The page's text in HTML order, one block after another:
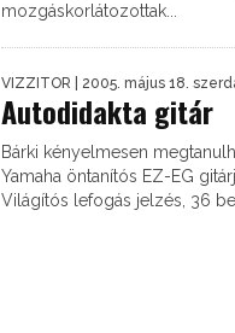
mozgáskorlátozottak...
VIZZITOR | 2005. május 18.
Autodidakta gitár
Bárki kényelmesen
Yamaha öntanítós EZ-EG
Világítós lefogás jelzés, 36